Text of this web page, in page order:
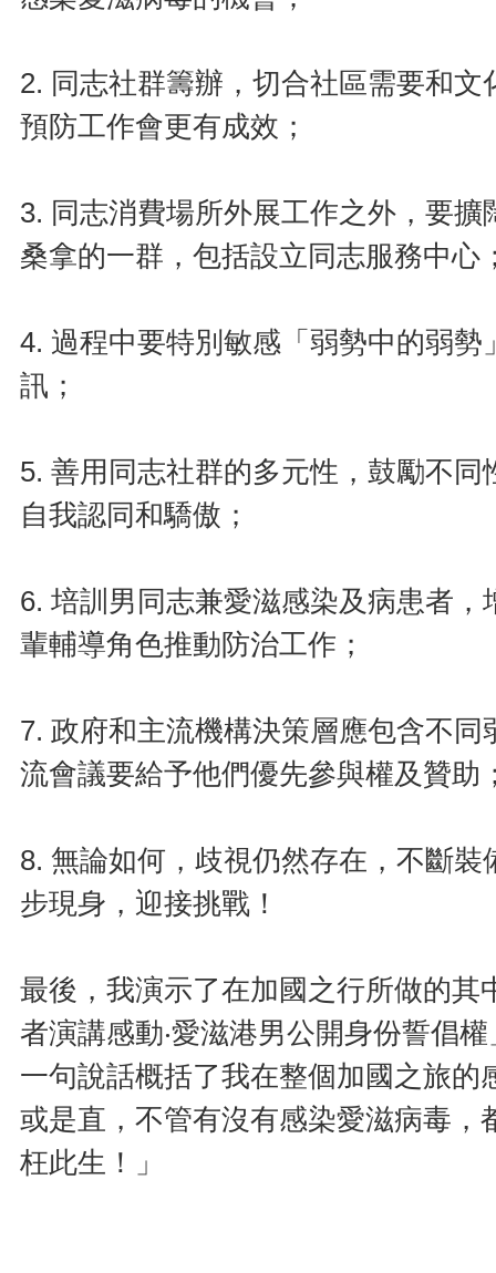
2. 同志社群籌辦，切合社區需要和
預防工作會更有成效；
3. 同志消費場所外展工作之外，要
桑拿的一群，包括設立同志服務中心
4. 過程中要特別敏感「弱勢中的弱
訊；
5. 善用同志社群的多元性，鼓勵不
自我認同和驕傲；
6. 培訓男同志兼愛滋感染及病患者
輩輔導角色推動防治工作；
7. 政府和主流機構決策層應包含不
流會議要給予他們優先參與權及贊助
8. 無論如何，歧視仍然存在，不斷
步現身，迎接挑戰！
最後，我演示了在加國之行所做的
者演講感動‧愛滋港男公開身份誓倡
一句說話概括了我在整個加國之旅
或是直，不管有沒有感染愛滋病毒
枉此生！」